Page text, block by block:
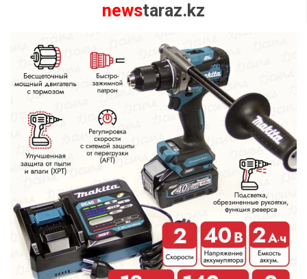
newstaraz.kz